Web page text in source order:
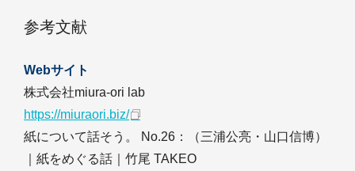
参考文献
Webサイト
株式会社miura-ori lab
https://miuraori.biz/
紙について話そう。 No.26：（三浦公亮・山口信博）
｜紙をめぐる話｜竹尾 TAKEO